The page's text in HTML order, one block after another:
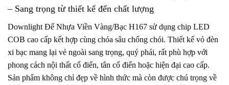
– Sang trọng từ thiết kế đến chất lượng
Downlight Đế Nhựa Viền Vàng/Bạc H167 sử dụng chip LED
COB cao cấp kết hợp cùng chóa sâu chống chói. Thiết kế vỏ đèn
xi bạc mang lại vẻ ngoài sang trọng, quý phái, rất phù hợp với
phong cách nội thất cổ điển, tân cổ điển hoặc hiện đại cao cấp.
Sản phẩm không chỉ đẹp về hình thức mà còn được chú trọng về